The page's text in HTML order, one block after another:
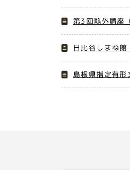
第3回鷗外講座
日比谷しまね館
島根県指定有形